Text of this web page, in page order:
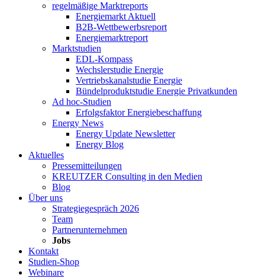
regelmäßige Marktreports
Energiemarkt Aktuell
B2B-Wettbewerbsreport
Energiemarktreport
Marktstudien
EDL-Kompass
Wechslerstudie Energie
Vertriebskanalstudie Energie
Bündelproduktstudie Energie Privatkunden
Ad hoc-Studien
Erfolgsfaktor Energiebeschaffung
Energy News
Energy Update Newsletter
Energy Blog
Aktuelles
Pressemitteilungen
KREUTZER Consulting in den Medien
Blog
Über uns
Strategiegespräch 2026
Team
Partnerunternehmen
Jobs
Kontakt
Studien-Shop
Webinare